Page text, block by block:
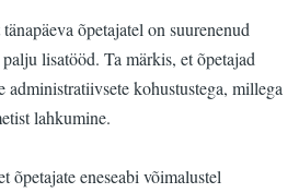
õpetajatel on suurenenud
lisatööd. Ta märkis, et õpetajad
administratiivsete kohustustega, millega
lahkumine.
õpetajate eneseabi võimalustel